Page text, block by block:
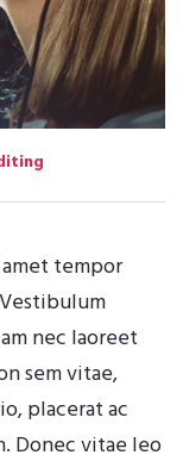
tempor
nec laoreet
sem vitae,
placerat ac
Donec vitae leo